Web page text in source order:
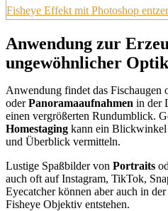
Fisheye Effekt mit Photoshop
Anwendung zur
ungewöhnlicher
Anwendung findet das Fischaugen
oderPanoramaaufnahmen in der
einen vergrößerten Rundumblick.
Homestaging kann ein
und Überblick vermitteln.
Lustige Spaßbilder von Portraits
auch oft auf Instagram, TikTok,
Eyecatcher können aber auch in der
Fisheye Objektiv entstehen.